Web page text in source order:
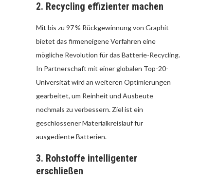
2. Recycling effizienter machen
Mit bis zu 97 % Rückgewinnung von Graphit
bietet das firmeneigene Verfahren eine
mögliche Revolution für das Batterie-Recycling.
In Partnerschaft mit einer globalen Top-20-
Universität wird an weiteren Optimierungen
gearbeitet, um Reinheit und Ausbeute
nochmals zu verbessern. Ziel ist ein
geschlossener Materialkreislauf für
ausgediente Batterien.
3. Rohstoffe intelligenter
erschließen